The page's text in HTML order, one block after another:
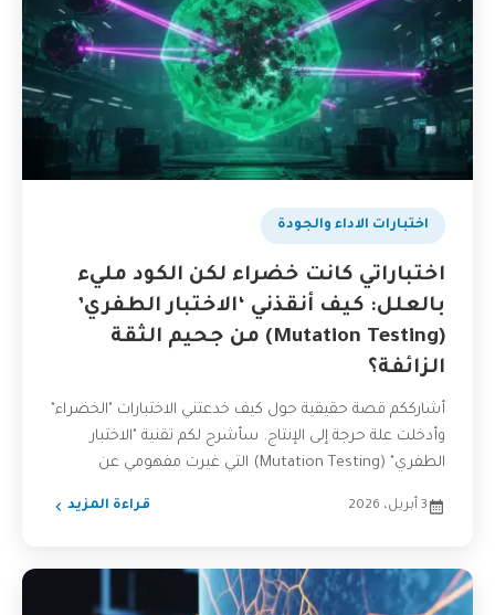
اختبارات الاداء والجودة
اختباراتي كانت خضراء لكن الكود مليء
بالعلل: كيف أنقذني ‘الاختبار الطفري’
(Mutation Testing) من جحيم الثقة
الزائفة؟
أشارككم قصة حقيقية حول كيف خدعتني الاختبارات "الخضراء"
وأدخلت علة حرجة إلى الإنتاج. سأشرح لكم تقنية "الاختبار
الطفري" (Mutation Testing) التي غيرت مفهومي عن
3 أبريل، 2026 قراءة المزيد